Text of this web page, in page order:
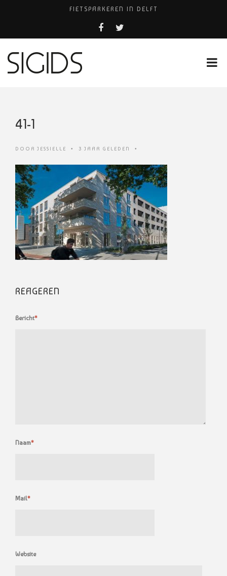
FIETSPARKEREN IN DELFT
PIZZERIA POMPEÏ ￼
COCKTAILS ON THE SPOT!
41-1
DOOR JESSIELLE • 3 JAAR GELEDEN •
REAGEREN
Bericht*
Naam*
Mail*
Website